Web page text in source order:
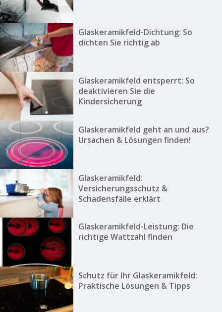
Glaskeramikfeld-Dichtung: So
dichten Sie richtig ab
Glaskeramikfeld entsperrt: So
deaktivieren Sie die
Kindersicherung
Glaskeramikfeld geht an und aus?
Ursachen & Lösungen finden!
Glaskeramikfeld:
Versicherungsschutz &
Schadensfälle erklärt
Glaskeramikfeld-Leistung: Die
richtige Wattzahl finden
Schutz für Ihr Glaskeramikfeld:
Praktische Lösungen & Tipps